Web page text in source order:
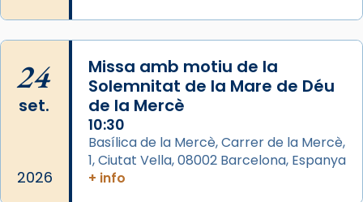
📸 Dr. G. Simón
Photo
View on Facebook ·
Arquebisbat de Barcelona
24
set.
2026
Missa amb motiu de la
Solemnitat de la Mare de Déu
de la Mercè
10:30
Basílica de la Mercè, Carrer de la Mercè,
1, Ciutat Vella, 08002 Barcelona, Espanya
+ info